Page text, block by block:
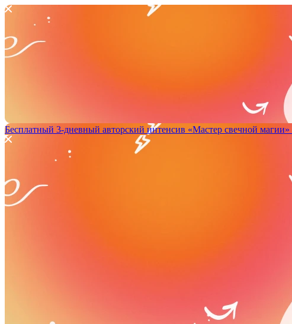
Бесплатный 3-дневный авторский интенсив «Мастер свечной магии»